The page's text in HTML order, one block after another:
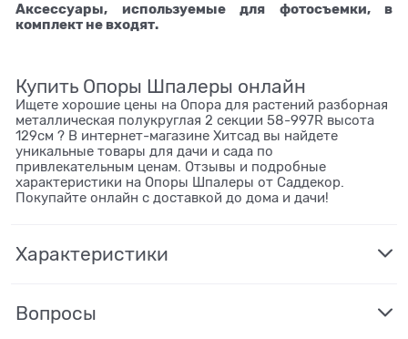
Аксессуары, используемые для фотосъемки, в
комплект не входят.
Купить Опоры Шпалеры онлайн
Ищете хорошие цены на Опора для растений разборная
металлическая полукруглая 2 секции 58-997R высота
129см ? В интернет-магазине Хитсад вы найдете
уникальные товары для дачи и сада по
привлекательным ценам. Отзывы и подробные
характеристики на Опоры Шпалеры от Саддекор.
Покупайте онлайн с доставкой до дома и дачи!
Характеристики
Вопросы